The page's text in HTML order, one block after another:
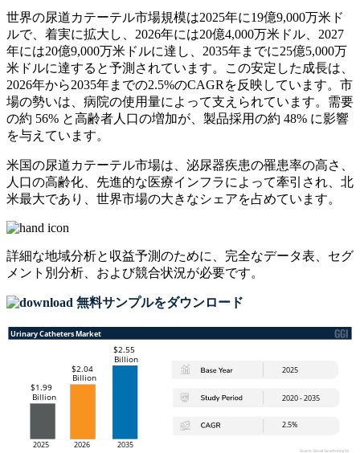
世界の尿道カテーテル市場規模は2025年に19億9,000万米ド
ルで、着実に拡大し、2026年には20億4,000万米ドル、2027
年には20億9,000万米ドルに達し、2035年までに25億5,000万
米ドルに達すると予測されています。この安定した成長は、
2026年から2035年までの2.5%のCAGRを反映しています。市
場の勢いは、病院の使用量によって支えられています。需要
の約 56% と高齢者人口の増加が、製品採用の約 48% に影響
を与えています。
米国の尿道カテーテル市場は、泌尿器疾患の罹患率の高さ、
人口の高齢化、先進的な医療インフラによって牽引され、北
米最大であり、世界市場の大きなシェアを占めています。
詳細な地域分析と収益予測のために、 完全なデータ表、セグ
メント別分析、および競合状況が必要です。
無料サンプルをダウンロード